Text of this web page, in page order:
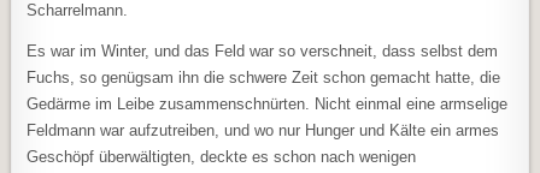
Scharrelmann.
Es war im Winter, und das Feld war so verschneit, dass selbst dem
Fuchs, so genügsam ihn die schwere Zeit schon gemacht hatte, die
Gedärme im Leibe zusammenschnürten. Nicht einmal eine armselige
Feldmann war aufzutreiben, und wo nur Hunger und Kälte ein armes
Geschöpf überwältigten, deckte es schon nach wenigen